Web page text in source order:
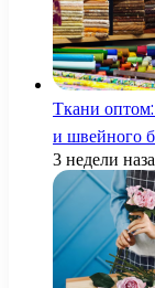
Ткани
и швейного
3 недели